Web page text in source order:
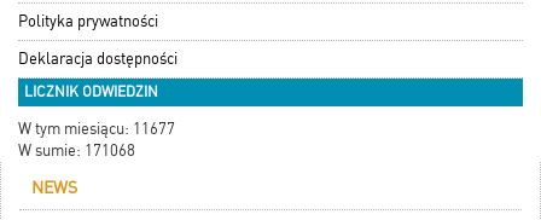
Polityka prywatności
Deklaracja dostępności
LICZNIK ODWIEDZIN
W tym miesiącu: 11677
W sumie: 171068
NEWS